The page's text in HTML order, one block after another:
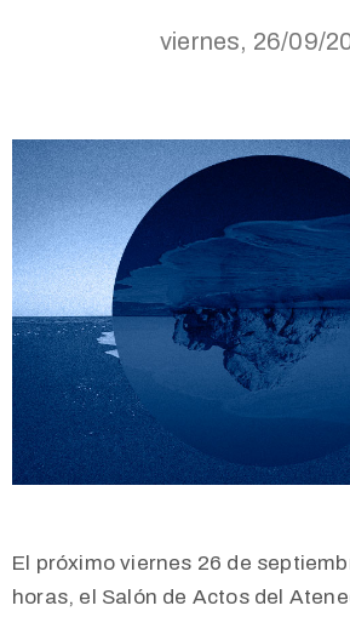
viernes, 26/09/
El próximo viernes 26 de
horas, el Salón de Actos del